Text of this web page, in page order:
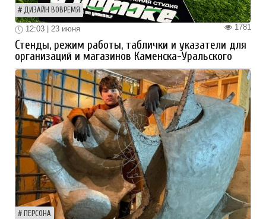
ДИЗАЙН ВОВРЕМЯ
1781
12:03 | 23 июня
Стенды, режим работы, таблички и указатели для
организаций и магазинов Каменска-Уральского
ПЕРСОНА